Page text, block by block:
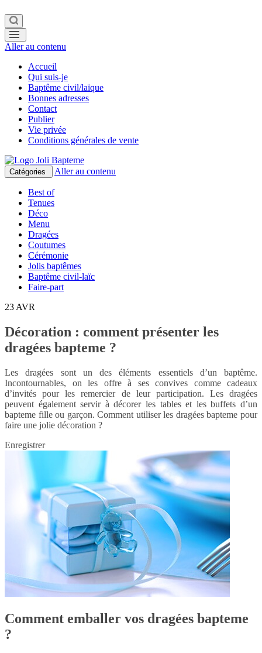
Aller au contenu
Accueil
Qui suis-je
Baptême civil/laïque
Bonnes adresses
Contact
Publier
Vie privée
Conditions générales de vente
Catégories Aller au contenu
Best of
Tenues
Déco
Menu
Dragées
Coutumes
Cérémonie
Jolis baptêmes
Baptême civil-laïc
Faire-part
23 AVR
Décoration : comment présenter les
dragées bapteme ?
Les dragées sont un des éléments essentiels d’un baptême.
Incontournables, on les offre à ses convives comme cadeaux
d’invités pour les remercier de leur participation. Les dragées
peuvent également servir à décorer les tables et les buffets d’un
bapteme fille ou garçon. Comment utiliser les dragées bapteme pour
faire une jolie décoration ?
Enregistrer
Comment emballer vos dragées bapteme
?